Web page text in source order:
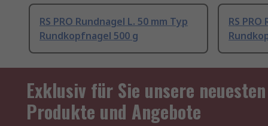
RS PRO Rundnagel L. 50 mm Typ
Rundkopfnagel 500 g
RS
Exklusiv für Sie unsere neuesten
Produkte und Angebote